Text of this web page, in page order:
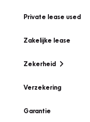
Private lease used
Zakelijke lease
Zekerheid
Verzekering
Garantie